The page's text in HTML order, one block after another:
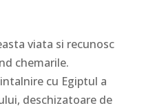
viata si recunosc
chemarile.
cu Egiptul a
deschizatoare de